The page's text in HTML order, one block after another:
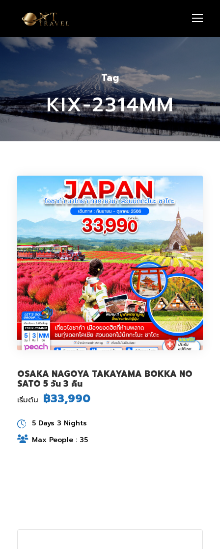
Tag
KIX-2314MM
OSAKA NAGOYA TAKAYAMA BOKKA NO
SATO 5 วัน 3 คืน
เริ่มต้น ฿33,990
5 Days 3 Nights
Max People : 35